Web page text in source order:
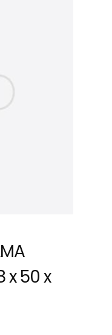
x 50 x